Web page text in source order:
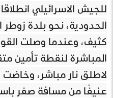
للجيش الاسرائيلي
الحدودية، نحو بلدة
كثيف، وعندما وصلت
المباشرة لنقطة تأمين
لاطلق نار مباشر، وخاضت
عنيفًا من مسافة صفر